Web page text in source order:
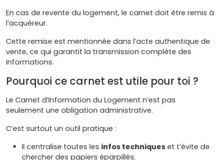
En cas de revente du logement, le carnet doit être remis à
l’acquéreur.
Cette remise est mentionnée dans l’acte authentique de
vente, ce qui garantit la transmission complète des
informations.
Pourquoi ce carnet est utile pour toi ?
Le Carnet d’Information du Logement n’est pas
seulement une obligation administrative.
C’est surtout un outil pratique :
Il centralise toutes les infos techniques et t’évite de
chercher des papiers éparpillés.